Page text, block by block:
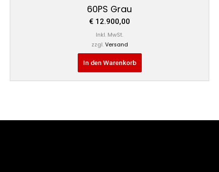
60PS Grau
€ 12.900,00
Inkl. MwSt.
zzgl. Versand
In den Warenkorb